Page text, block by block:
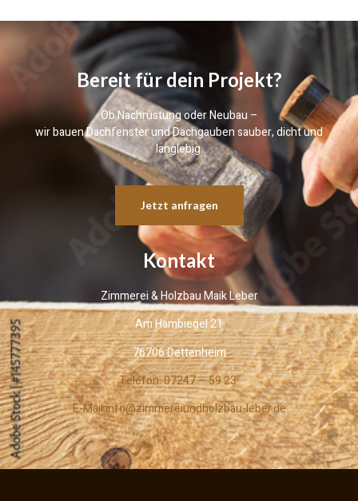
Bereit für dein Projekt?
Ob Nachrüstung oder Neubau –
wir bauen Dachfenster und Dachgauben sauber, dicht und
langlebig.
Jetzt anfragen
Kontakt
Zimmerei & Holzbau Maik Leber
Am Hambiegel 21
76706 Dettenheim
Telefon: 07247 – 59 23
E-Mail:info@zimmereiundholzbau-leber.de